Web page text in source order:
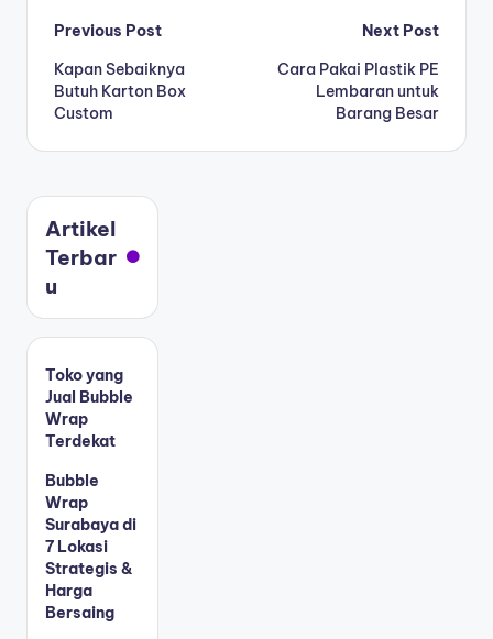
Previous Post
Kapan Sebaiknya
Butuh Karton Box
Custom
Next Post
Cara Pakai Plastik PE
Lembaran untuk
Barang Besar
Artikel
Terbar
u
Toko yang
Jual Bubble
Wrap
Terdekat
Bubble
Wrap
Surabaya di
7 Lokasi
Strategis &
Harga
Bersaing